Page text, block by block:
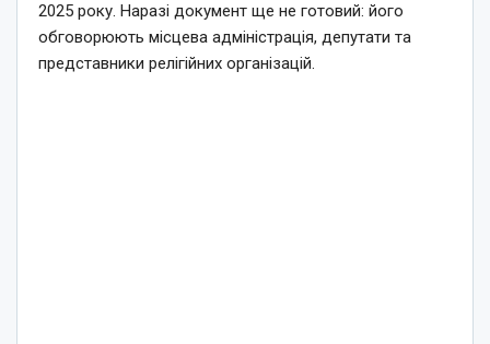
2025 року. Наразі документ ще не готовий: його
обговорюють місцева адміністрація, депутати та
представники релігійних організацій.